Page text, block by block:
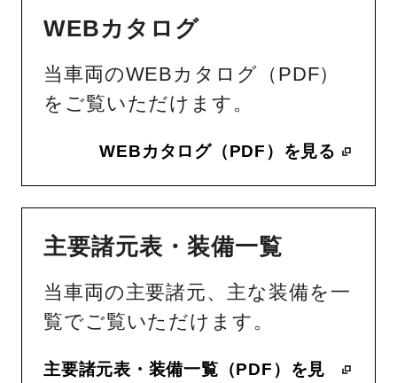
WEBカタログ
当車両のWEBカタログ（PDF）
をご覧いただけます。
WEBカタログ（PDF）を見る
主要諸元表・装備一覧
当車両の主要諸元、主な装備を一
覧でご覧いただけます。
主要諸元表・装備一覧（PDF）を見